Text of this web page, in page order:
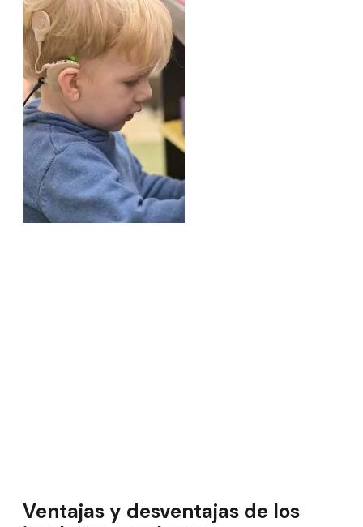
Ventajas y desventajas de los